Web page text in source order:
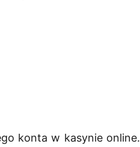
konta w kasynie online.